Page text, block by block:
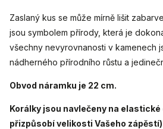
Zaslaný kus se může mírně lišit
jsou symbolem přírody, která je
všechny nevyrovnanosti v kamenech
nádherného přírodního růstu a
Obvod náramku je 22 cm.
Korálky jsou navlečeny na
přizpůsobí velikosti Vašeho